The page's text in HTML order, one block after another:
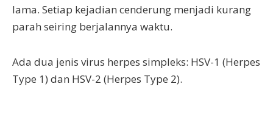
lama. Setiap kejadian cenderung menjadi kurang
parah seiring berjalannya waktu.
Ada dua jenis virus herpes simpleks: HSV-1 (Herpes
Type 1) dan HSV-2 (Herpes Type 2).